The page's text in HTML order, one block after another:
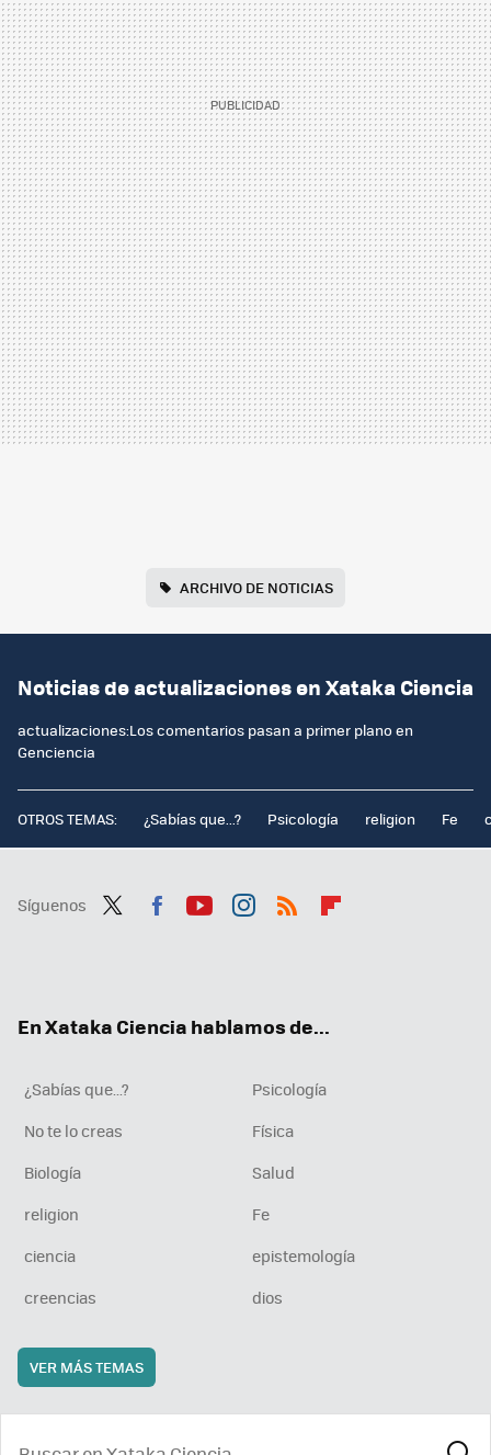
ARCHIVO DE NOTICIAS
Noticias de actualizaciones en Xataka Ciencia
actualizaciones:Los comentarios pasan a primer plano en
Genciencia
OTROS TEMAS: ¿Sabías que...? Psicología religion Fe
Síguenos
En Xataka Ciencia hablamos de...
¿Sabías que...?
Psicología
No te lo creas
Física
Biología
Salud
religion
Fe
ciencia
epistemología
creencias
dios
VER MÁS TEMAS